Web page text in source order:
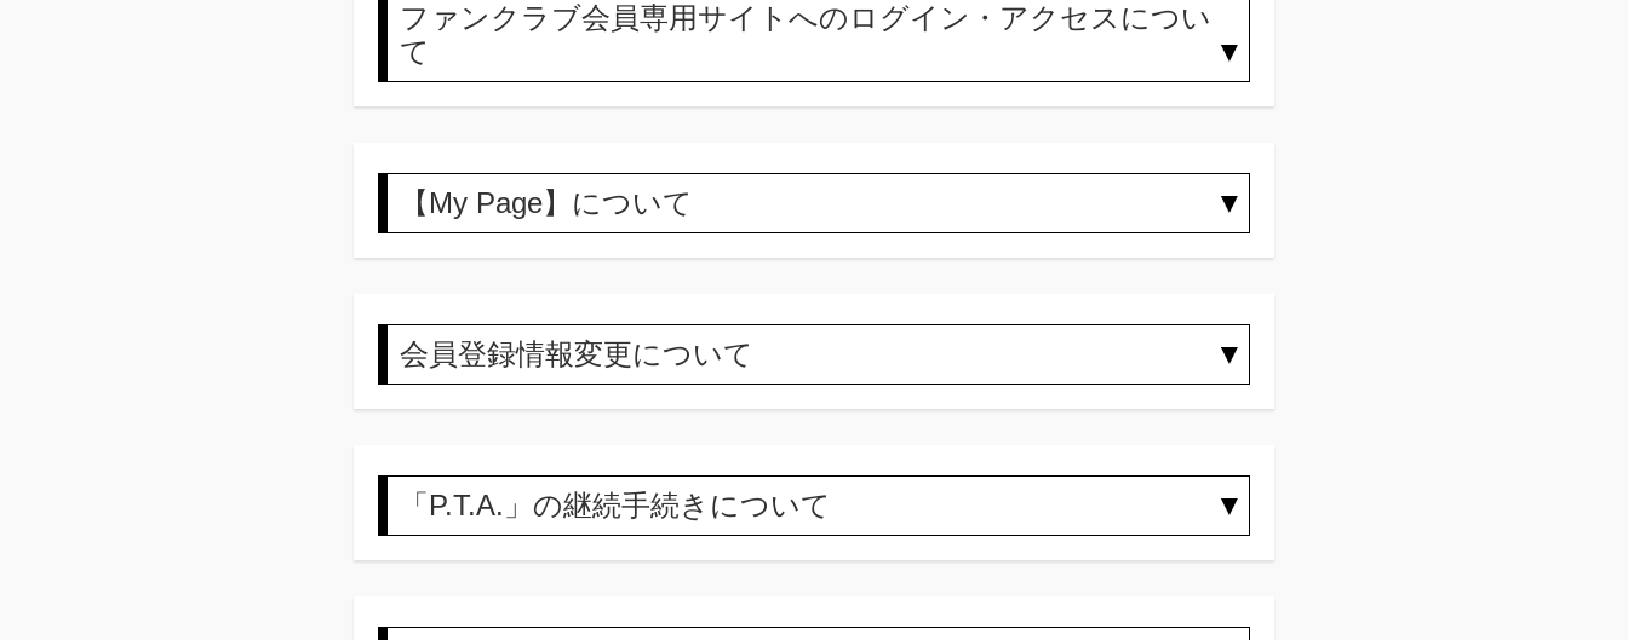
ファンクラブ会員専用サイトへのログイン・アクセスについ
て
【My Page】について
会員登録情報変更について
「P.T.A.」の継続手続きについて